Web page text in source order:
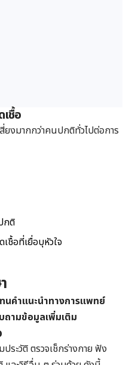
ชื้อ
งมากกว่าคนปกติทั่วไปต่อการ
กติ
ชื้อที่เยื่อบุหัวใจ
นคำแนะนำทางการแพทย์
ามข้อมูลเพิ่มเติม
ระวัติ ตรวจเช็กร่างกาย ฟัง